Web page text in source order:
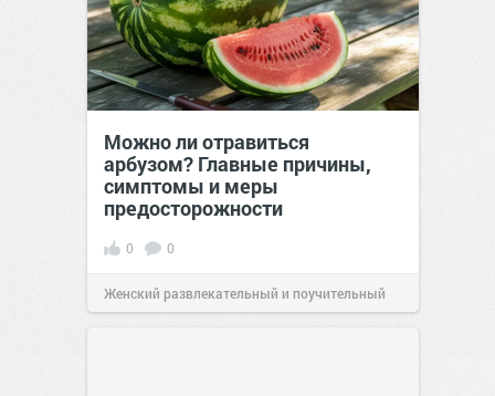
Можно ли отравиться
арбузом? Главные причины,
симптомы и меры
предосторожности
0 0
Женский развлекательный и поучительный